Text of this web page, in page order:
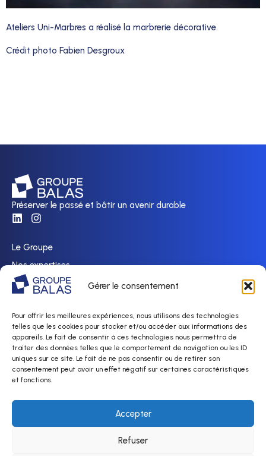
Gérer le consentement
Pour offrir les meilleures expériences, nous utilisons des technologies
telles que les cookies pour stocker et/ou accéder aux informations des
appareils. Le fait de consentir à ces technologies nous permettra de
traiter des données telles que le comportement de navigation ou les ID
uniques sur ce site. Le fait de ne pas consentir ou de retirer son
consentement peut avoir un effet négatif sur certaines caractéristiques
et fonctions.
Accepter
Refuser
Ateliers Uni-Marbres a réalisé la marbrerie décorative.
Crédit photo Fabien Desgroux
Préserver le passé et bâtir un avenir durable
Le Groupe
Nos expertises
Nos réalisations
Actualités
Contact
Politique de confidentialité
Mentions légales & Gestion des cookies